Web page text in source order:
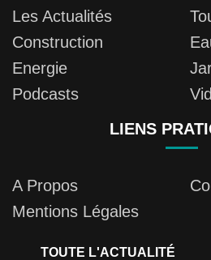
Les Actualités
Construction
Energie
Podcasts
LIENS
A Propos
Mentions Légales
TOUTE L'ACTUALITÉ